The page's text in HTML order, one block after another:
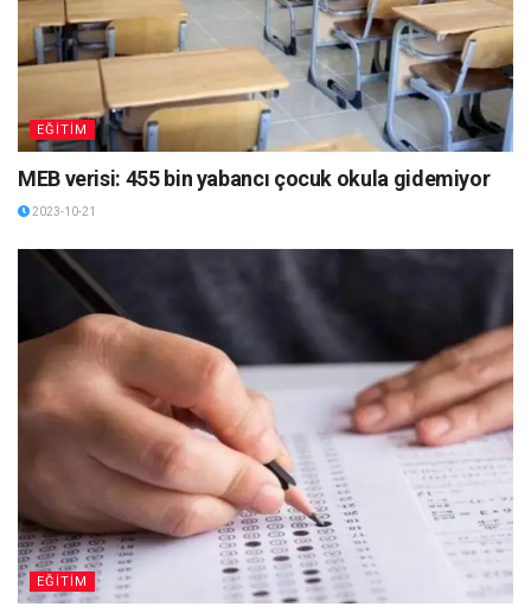
EĞİTİM
MEB verisi: 455 bin yabancı çocuk okula gidemiyor
2023-10-21
EĞİTİM